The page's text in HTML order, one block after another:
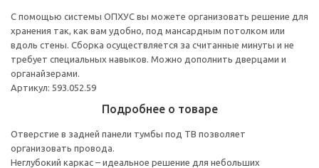
С помощью системы ОПХУС вы можете организовать решение для
хранения так, как вам удобно, под мансардным потолком или
вдоль стены. Сборка осуществляется за считанные минуты и не
требует специальных навыков. Можно дополнить дверцами и
органайзерами.
Артикул: 593.052.59
Подробнее о товаре
Отверстие в задней панели тумбы под ТВ позволяет
организовать провода.
Неглубокий каркас – идеальное решение для небольших